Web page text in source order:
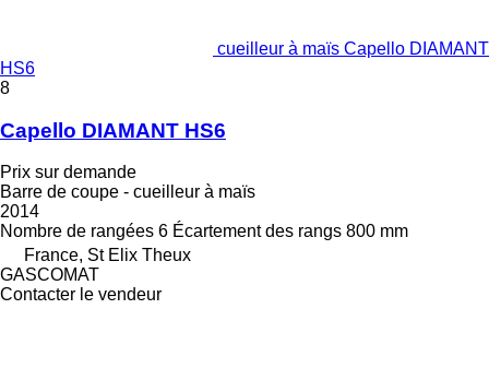
cueilleur à maïs Capello DIAMANT
HS6
8
Capello DIAMANT HS6
Prix sur demande
Barre de coupe - cueilleur à maïs
2014
Nombre de rangées 6 Écartement des rangs 800 mm
France, St Elix Theux
GASCOMAT
Contacter le vendeur